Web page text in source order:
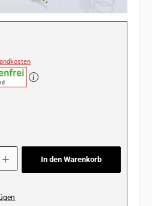
Wert ein oder benutze die Schaltflächen
In den Warenkorb